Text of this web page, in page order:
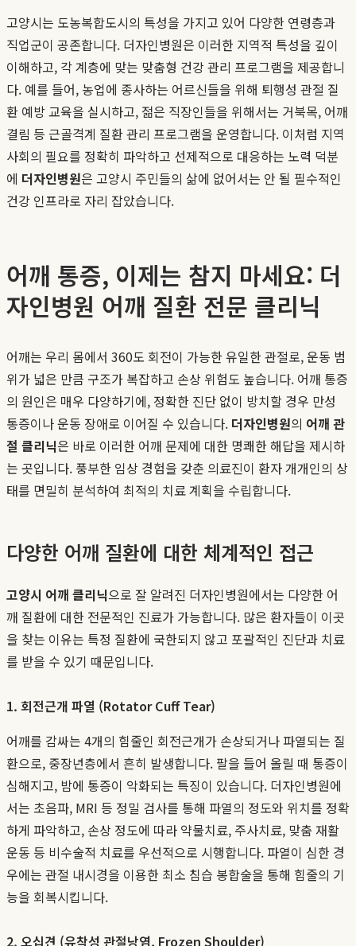
고양시는 도농복합도시의 특성을 가지고 있어 다양한 연령층과
직업군이 공존합니다. 더자인병원은 이러한 지역적 특성을 깊이
이해하고, 각 계층에 맞는 맞춤형 건강 관리 프로그램을 제공합니
다. 예를 들어, 농업에 종사하는 어르신들을 위해 퇴행성 관절 질
환 예방 교육을 실시하고, 젊은 직장인들을 위해서는 거북목, 어깨
결림 등 근골격계 질환 관리 프로그램을 운영합니다. 이처럼 지역
사회의 필요를 정확히 파악하고 선제적으로 대응하는 노력 덕분
에 더자인병원은 고양시 주민들의 삶에 없어서는 안 될 필수적인
건강 인프라로 자리 잡았습니다.
어깨 통증, 이제는 참지 마세요: 더
자인병원 어깨 질환 전문 클리닉
어깨는 우리 몸에서 360도 회전이 가능한 유일한 관절로, 운동 범
위가 넓은 만큼 구조가 복잡하고 손상 위험도 높습니다. 어깨 통증
의 원인은 매우 다양하기에, 정확한 진단 없이 방치할 경우 만성
통증이나 운동 장애로 이어질 수 있습니다. 더자인병원의 어깨 관
절 클리닉은 바로 이러한 어깨 문제에 대한 명쾌한 해답을 제시하
는 곳입니다. 풍부한 임상 경험을 갖춘 의료진이 환자 개개인의 상
태를 면밀히 분석하여 최적의 치료 계획을 수립합니다.
다양한 어깨 질환에 대한 체계적인 접근
고양시 어깨 클리닉으로 잘 알려진 더자인병원에서는 다양한 어
깨 질환에 대한 전문적인 진료가 가능합니다. 많은 환자들이 이곳
을 찾는 이유는 특정 질환에 국한되지 않고 포괄적인 진단과 치료
를 받을 수 있기 때문입니다.
1. 회전근개 파열 (Rotator Cuff Tear)
어깨를 감싸는 4개의 힘줄인 회전근개가 손상되거나 파열되는 질
환으로, 중장년층에서 흔히 발생합니다. 팔을 들어 올릴 때 통증이
심해지고, 밤에 통증이 악화되는 특징이 있습니다. 더자인병원에
서는 초음파, MRI 등 정밀 검사를 통해 파열의 정도와 위치를 정확
하게 파악하고, 손상 정도에 따라 약물치료, 주사치료, 맞춤 재활
운동 등 비수술적 치료를 우선적으로 시행합니다. 파열이 심한 경
우에는 관절 내시경을 이용한 최소 침습 봉합술을 통해 힘줄의 기
능을 회복시킵니다.
2. 오십견 (유착성 관절낭염, Frozen Shoulder)